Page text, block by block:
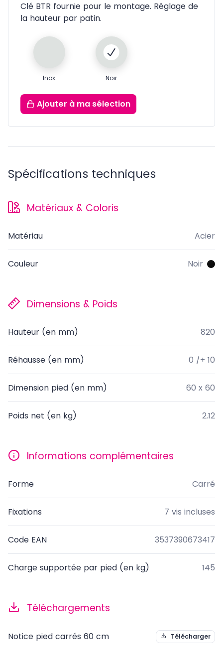
Clé BTR fournie pour le montage. Réglage de
la hauteur par patin.
Inox Noir
Ajouter à ma sélection
Spécifications techniques
Matériaux & Coloris
Matériau Acier
Couleur Noir
Dimensions & Poids
Hauteur (en mm) 820
Réhausse (en mm) 0 /+ 10
Dimension pied (en mm) 60 x 60
Poids net (en kg) 2.12
Informations complémentaires
Forme Carré
Fixations 7 vis incluses
Code EAN 3537390673417
Charge supportée par pied (en kg) 145
Téléchargements
Notice pied carrés 60 cm Télécharger